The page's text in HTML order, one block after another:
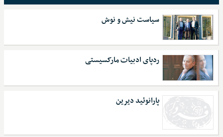
سیاست نیش و نوش
ردپای ادبیات مارکسیستی
پارانوئید دیرین